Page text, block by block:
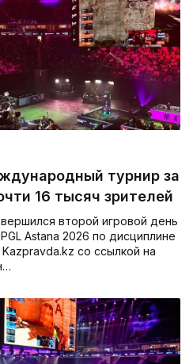
турнир за
16 тысяч зрителей
второй игровой день
Astana 2026 по дисциплине
со ссылкой на